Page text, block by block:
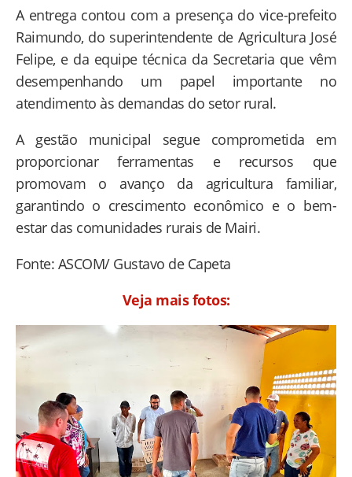
A entrega contou com a presença do vice-prefeito
Raimundo, do superintendente de Agricultura José
Felipe, e da equipe técnica da Secretaria que vêm
desempenhando um papel importante no
atendimento às demandas do setor rural.
A gestão municipal segue comprometida em
proporcionar ferramentas e recursos que
promovam o avanço da agricultura familiar,
garantindo o crescimento econômico e o bem-
estar das comunidades rurais de Mairi.
Fonte: ASCOM/ Gustavo de Capeta
Veja mais fotos: